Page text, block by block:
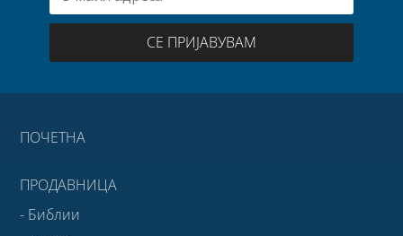
СЕ ПРИЈАВУВАМ
ПОЧЕТНА
ПРОДАВНИЦА
- Библии